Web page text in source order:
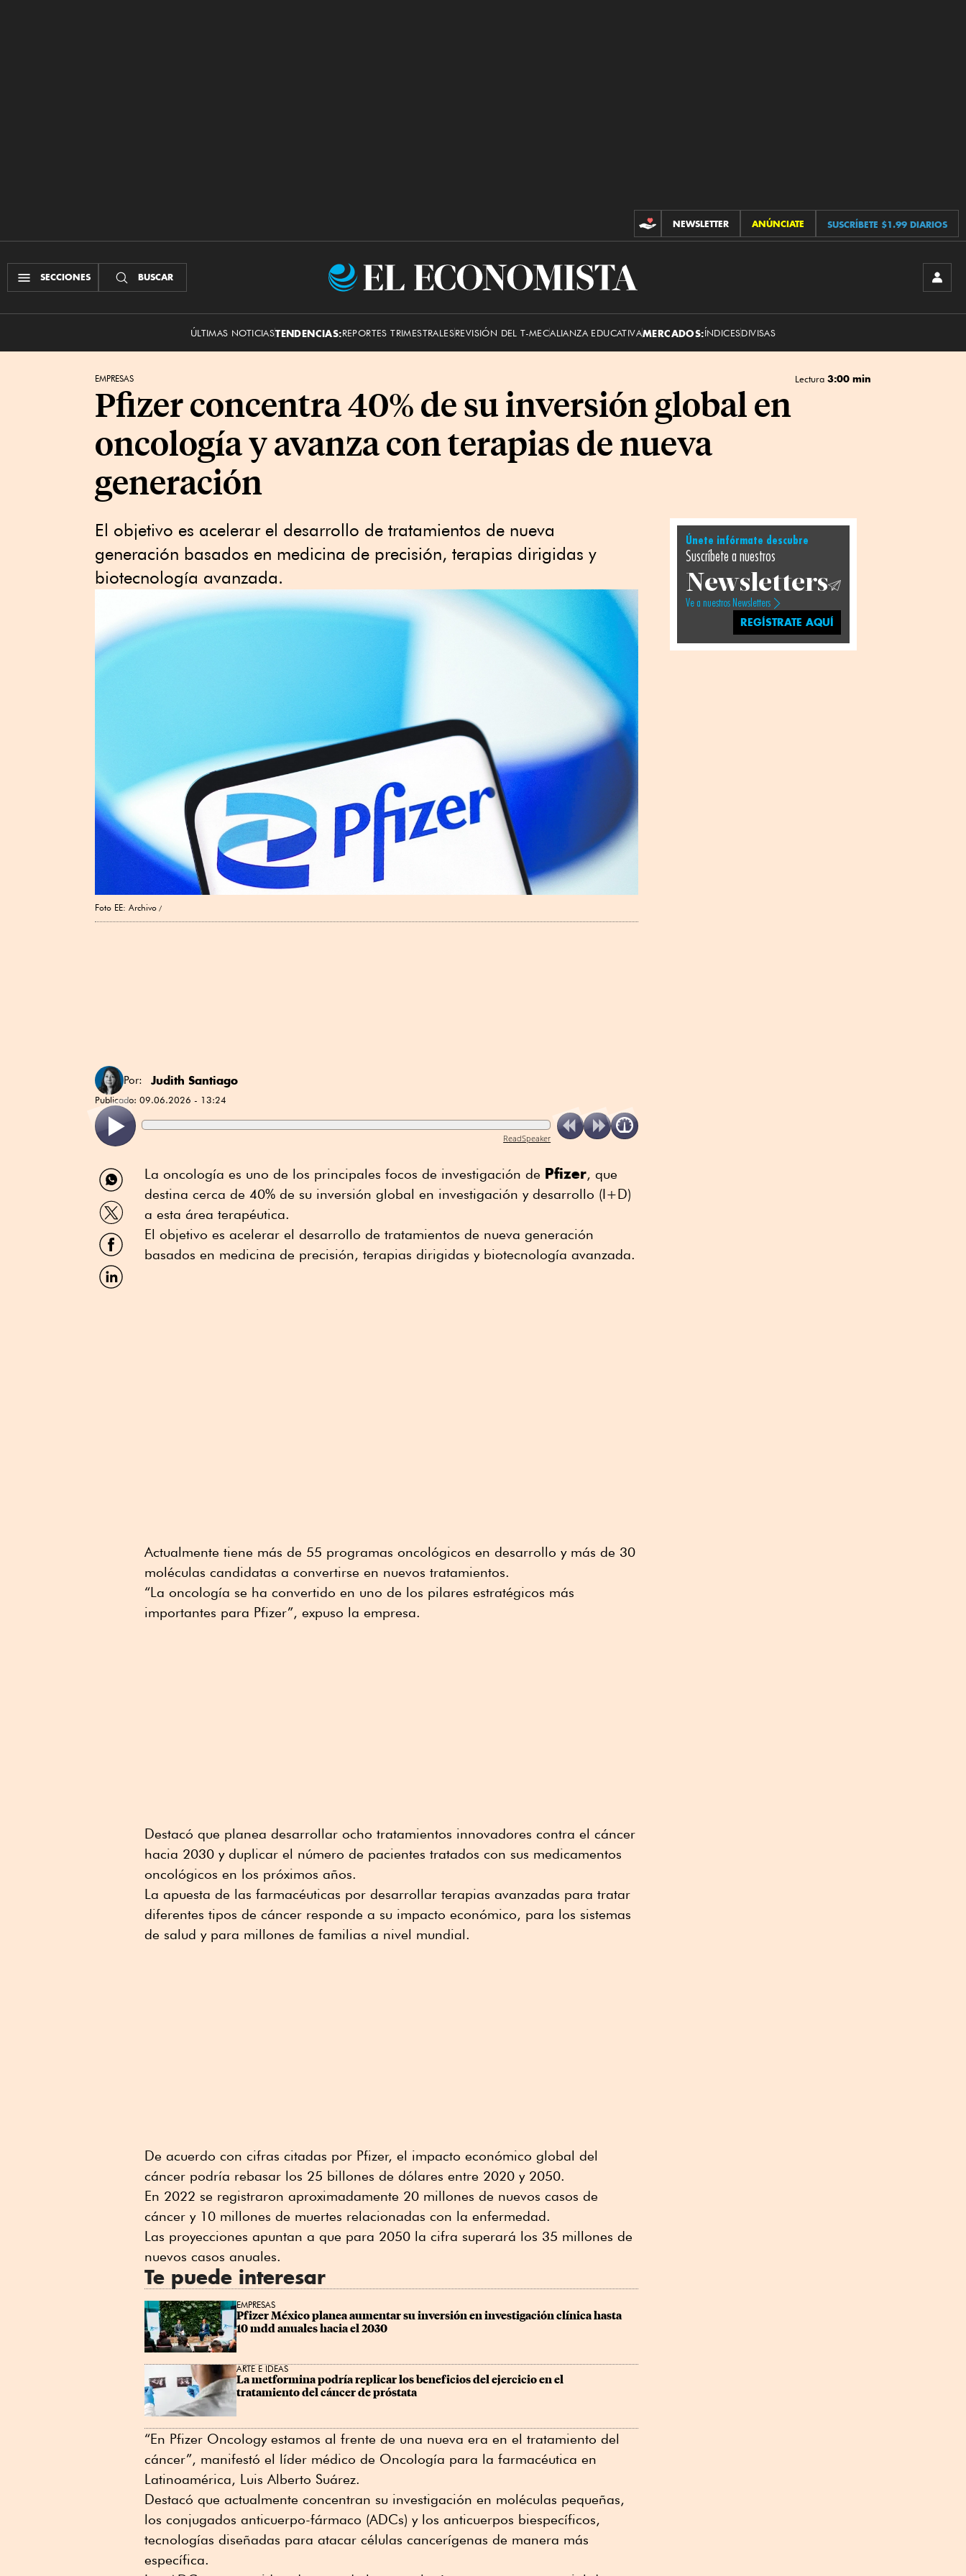
CONTRIBUCIONES
NEWSLETTER ANÚNCIATE SUSCRÍBETE $1.99 DIARIOS
SECCIONES BUSCAR
El
ÚLTIMAS NOTICIASTENDENCIAS:REPORTES TRIMESTRALESREVISIÓN DEL T-MECALIANZA EDUCATIVAMERCADOS:ÍNDICESDIVISAS
EMPRESAS Lectura 3:00 min
Pfizer concentra 40% de su inversión global en
oncología y avanza con terapias de nueva
generación
El objetivo es acelerar el desarrollo de tratamientos de nueva
generación basados en medicina de precisión, terapias dirigidas y
biotecnología avanzada.
Foto EE: Archivo
Por: Judith Santiago
Publicado: 09.06.2026 - 13:24
ReadSpeaker
Compartir
por
WhatsApp
Compartir
por
Twitter
Compartir
por
Facebook
Compartir
por
La oncología es uno de los principales focos de investigación de Pfizer, que
destina cerca de 40% de su inversión global en investigación y desarrollo (I+D)
a esta área terapéutica.
El objetivo es acelerar el desarrollo de tratamientos de nueva generación
basados en medicina de precisión, terapias dirigidas y biotecnología avanzada.
Actualmente tiene más de 55 programas oncológicos en desarrollo y más de 30
moléculas candidatas a convertirse en nuevos tratamientos.
“La oncología se ha convertido en uno de los pilares estratégicos más
importantes para Pfizer”, expuso la empresa.
Destacó que planea desarrollar ocho tratamientos innovadores contra el cáncer
hacia 2030 y duplicar el número de pacientes tratados con sus medicamentos
oncológicos en los próximos años.
La apuesta de las farmacéuticas por desarrollar terapias avanzadas para tratar
diferentes tipos de cáncer responde a su impacto económico, para los sistemas
de salud y para millones de familias a nivel mundial.
De acuerdo con cifras citadas por Pfizer, el impacto económico global del
cáncer podría rebasar los 25 billones de dólares entre 2020 y 2050.
En 2022 se registraron aproximadamente 20 millones de nuevos casos de
cáncer y 10 millones de muertes relacionadas con la enfermedad.
Las proyecciones apuntan a que para 2050 la cifra superará los 35 millones de
nuevos casos anuales.
Te puede interesar
EMPRESAS
Pfizer México planea aumentar su inversión en investigación clínica hasta
10 mdd anuales hacia el 2030
ARTE E IDEAS
La metformina podría replicar los beneficios del ejercicio en el
tratamiento del cáncer de próstata
“En Pfizer Oncology estamos al frente de una nueva era en el tratamiento del
cáncer”, manifestó el líder médico de Oncología para la farmacéutica en
Latinoamérica, Luis Alberto Suárez.
Destacó que actualmente concentran su investigación en moléculas pequeñas,
los conjugados anticuerpo-fármaco (ADCs) y los anticuerpos biespecíficos,
tecnologías diseñadas para atacar células cancerígenas de manera más
específica.
Únete infórmate descubre
Suscríbete a nuestros
Newsletters
Ve a nuestros Newsletters
REGÍSTRATE AQUÍ